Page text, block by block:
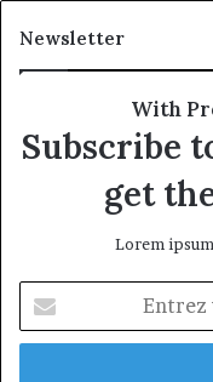
Newsletter
With
Subscribe
get
Lorem
votre
adresse